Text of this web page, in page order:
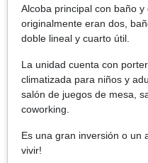
Alcoba principal con baño
originalmente eran dos,
doble lineal y cuarto útil.
La unidad cuenta con
climatizada para niños y
salón de juegos de mesa,
coworking.
Es una gran inversión o un
vivir!